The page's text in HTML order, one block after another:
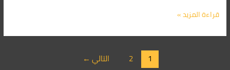
قراءة المزيد »
1
2 التالي ←